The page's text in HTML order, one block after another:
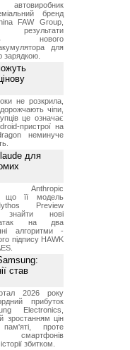
автовиробник
бренд
FAW Group,
результати
нового
для
зарядкою.
не розкрила,
чіпи,
це означає
пристрої на
неминуче
для
Anthropic
що її модель
Preview
знайти нові
на два
алгоритми -
підпису HAWK
став
2026 року
прибуток
Electronics,
зростанням цін
проте
смартфонів
збитком.